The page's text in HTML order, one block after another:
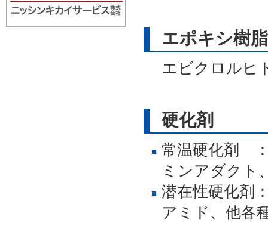
エポキシ樹
エビクロルヒ
硬化剤
常温硬化剤
ミンアダクト
潜在性硬化剤
アミド、他各